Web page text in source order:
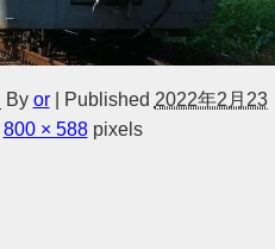
By or Published 2022年2月23
800 × 588pixels